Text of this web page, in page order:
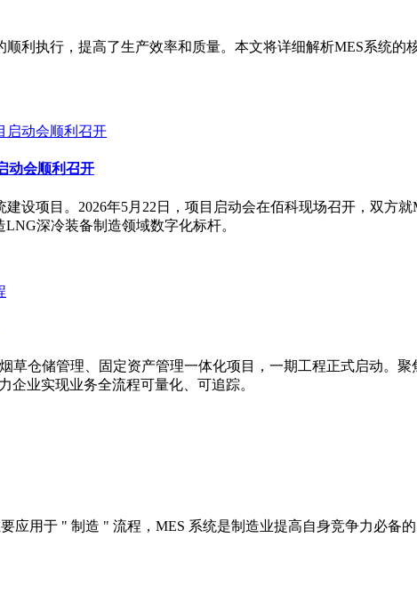
利执行，提高了生产效率和质量。本文将详细解析MES系统的
动会顺利召开
设项目。2026年5月22日，项目启动会在佰科现场召开，双方
深冷装备制造领域数字化标杆。
草仓储管理、固定资产管理一体化项目，一期工程正式启动。
业实现业务全流程可量化、可追踪。
应用于 " 制造 " 流程，MES 系统是制造业提高自身竞争力必备的